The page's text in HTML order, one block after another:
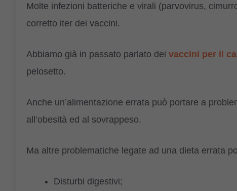
Molte infezioni batteriche e virali (parvovirus,
corretto iter dei vaccini.
Abbiamo già in passato parlato dei vaccini per il
pelosetto.
Anche un’alimentazione errata può portare a
all’obesità ed al sovrappeso.
Ma altre problematiche legate ad una dieta errata
Disturbi digestivi;